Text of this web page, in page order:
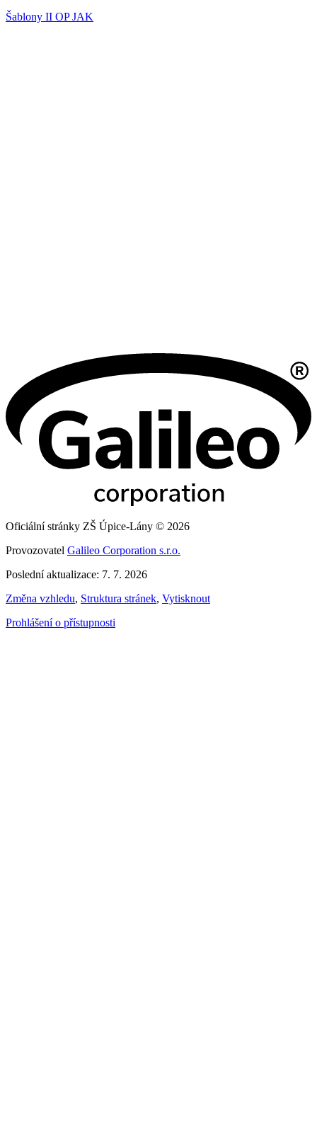
Šablony II OP JAK
Oficiální stránky ZŠ Úpice-Lány © 2026
Provozovatel Galileo Corporation s.r.o.
Poslední aktualizace: 7. 7. 2026
Změna vzhledu, Struktura stránek, Vytisknout
Prohlášení o přístupnosti